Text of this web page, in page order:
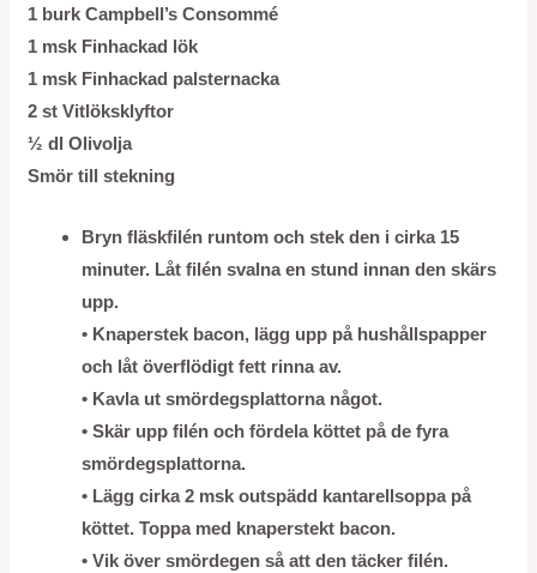
1 burk Campbell’s Consommé
1 msk Finhackad lök
1 msk Finhackad palsternacka
2 st Vitlöksklyftor
½ dl Olivolja
Smör till stekning
Bryn fläskfilén runtom och stek den i cirka 15
minuter. Låt filén svalna en stund innan den skärs
upp.
• Knaperstek bacon, lägg upp på hushållspapper
och låt överflödigt fett rinna av.
• Kavla ut smördegsplattorna något.
• Skär upp filén och fördela köttet på de fyra
smördegsplattorna.
• Lägg cirka 2 msk outspädd kantarellsoppa på
köttet. Toppa med knaperstekt bacon.
• Vik över smördegen så att den täcker filén.